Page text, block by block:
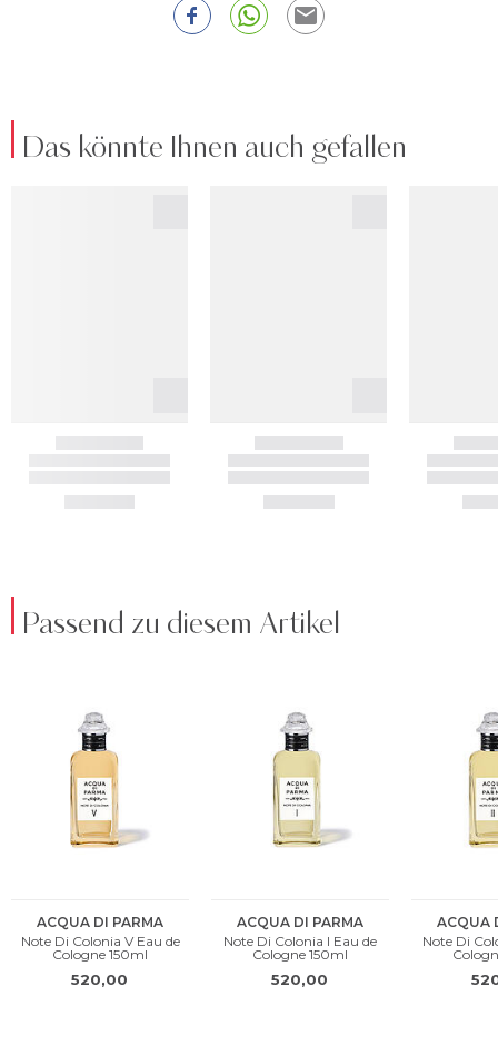
Das könnte Ihnen auch gefallen
Passend zu diesem Artikel